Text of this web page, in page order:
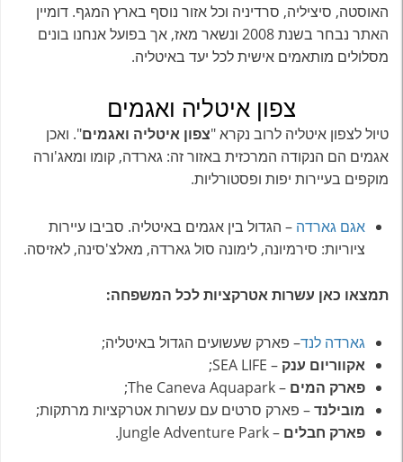
האוסטה, סיציליה, סרדיניה וכל אזור נוסף בארץ המגף. דומיין
האתר נבחר בשנת 2008 ונשאר מאז, אך בפועל אנחנו בונים
מסלולים מותאמים אישית לכל יעד באיטליה.
צפון איטליה ואגמים
טיול לצפון איטליה לרוב נקרא "צפון איטליה ואגמים". ואכן
אגמים הם הנקודה המרכזית באזור זה: גארדה, קומו ומאג'ורה
מוקפים בעיירות יפות ופסטורליות.
אגם גארדה – הגדול בין אגמים באיטליה. סביבו עיירות
ציוריות: סירמיונה, לימונה סול גארדה, מאלצ'סינה, לאזיסה.
תמצאו כאן עשרות אטרקציות לכל המשפחה:
גארדה לנד– פארק שעשועים הגדול באיטליה;
אקווריום ענק – SEA LIFE;
פארק המים – The Caneva Aquapark;
מובילנד– פארק סרטים עם עשרות אטרקציות מרתקות;
פארק חבלים – Jungle Adventure Park.